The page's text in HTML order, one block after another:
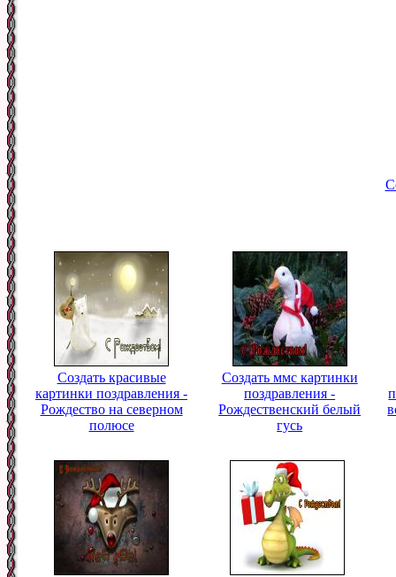
Создать красивые
картинки поздравления -
Рождество на северном
полюсе
Создать ммс картинки
поздравления -
Рождественский белый
гусь